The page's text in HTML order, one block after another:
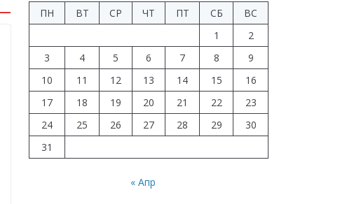
ПН
ВТ СР ЧТ ПТ СБ
ВС
1
2
3
4 5 6 7 8
9
10
11 12 13 14 15
16
17
18 19 20 21 22
23
24
25 26 27 28 29
30
31
« Апр